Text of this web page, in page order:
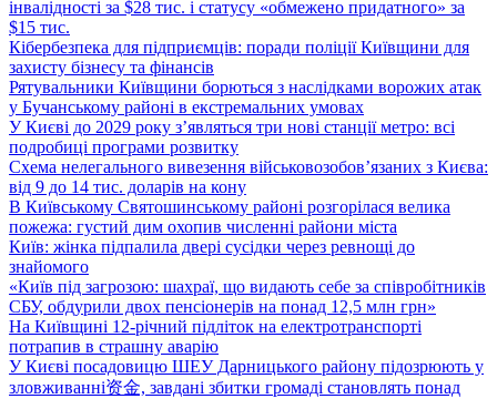
інвалідності за $28 тис. і статусу «обмежено придатного» за
$15 тис.
Кібербезпека для підприємців: поради поліції Київщини для
захисту бізнесу та фінансів
Рятувальники Київщини борються з наслідками ворожих атак
у Бучанському районі в екстремальних умовах
У Києві до 2029 року з’являться три нові станції метро: всі
подробиці програми розвитку
Схема нелегального вивезення військовозобов’язаних з Києва:
від 9 до 14 тис. доларів на кону
В Київському Святошинському районі розгорілася велика
пожежа: густий дим охопив численні райони міста
Київ: жінка підпалила двері сусідки через ревнощі до
знайомого
«Київ під загрозою: шахраї, що видають себе за співробітників
СБУ, обдурили двох пенсіонерів на понад 12,5 млн грн»
На Київщині 12-річний підліток на електротранспорті
потрапив в страшну аварію
У Києві посадовицю ШЕУ Дарницького району підозрюють у
зловживанні资金, завдані збитки громаді становлять понад